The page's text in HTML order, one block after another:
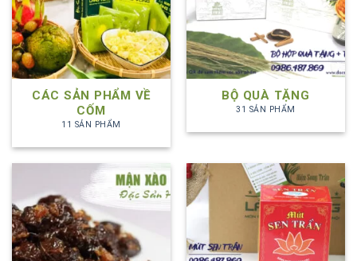
CÁC SẢN PHẨM VỀ
CỐM
11 SẢN PHẨM
BỘ QUÀ TẶNG
31 SẢN PHẨM